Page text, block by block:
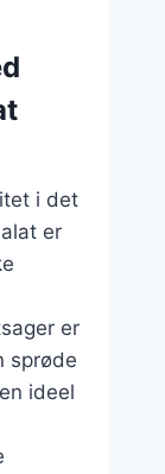
i det
er
er
sprøde
ideel